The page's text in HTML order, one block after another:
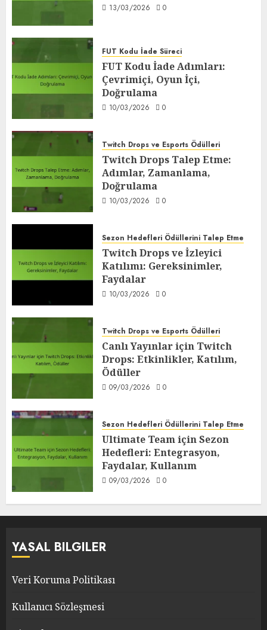
13/03/2026 0
FUT Kodu İade Süreci
FUT Kodu İade Adımları:
Çevrimiçi, Oyun İçi,
Doğrulama
10/03/2026 0
Twitch Drops ve Esports Ödülleri
Twitch Drops Talep Etme:
Adımlar, Zamanlama,
Doğrulama
10/03/2026 0
Sezon Hedefleri Ödüllerini Talep Etme
Twitch Drops ve İzleyici
Katılımı: Gereksinimler,
Faydalar
10/03/2026 0
Twitch Drops ve Esports Ödülleri
Canlı Yayınlar için Twitch
Drops: Etkinlikler, Katılım,
Ödüller
09/03/2026 0
Sezon Hedefleri Ödüllerini Talep Etme
Ultimate Team için Sezon
Hedefleri: Entegrasyon,
Faydalar, Kullanım
09/03/2026 0
YASAL BILGILER
Veri Koruma Politikası
Kullanıcı Sözleşmesi